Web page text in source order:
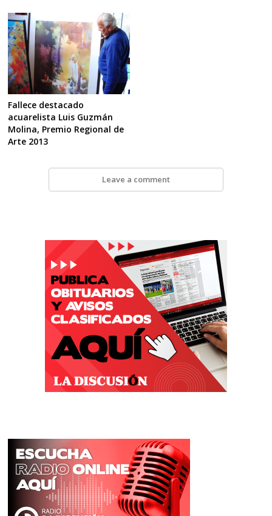
Fallece destacado
acuarelista Luis Guzmán
Molina, Premio Regional de
Arte 2013
Leave a comment